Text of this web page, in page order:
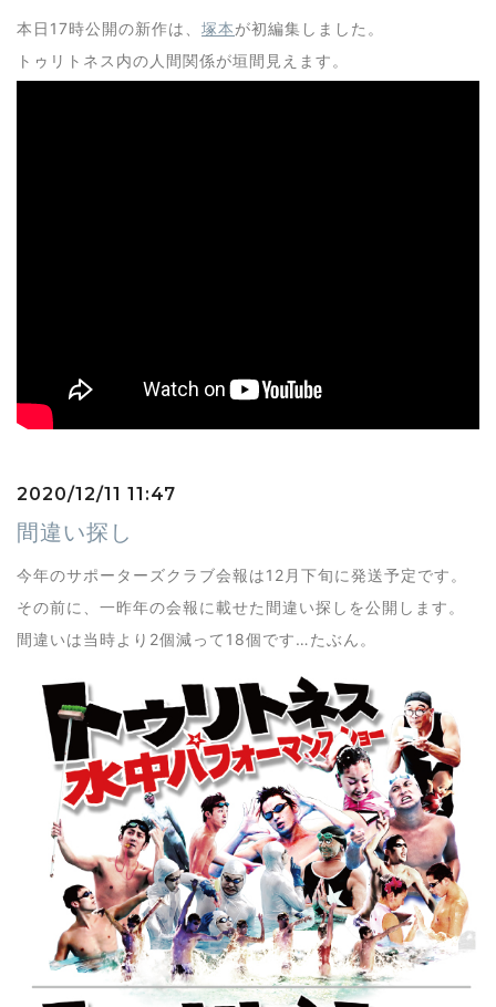
本日17時公開の新作は、 塚本が初編集しました。
トゥリトネス内の人間関係が垣間見えます。
2020/12/11 11:47
間違い探し
今年のサポーターズクラブ会報は12月下旬に発送予定です。
その前に、一昨年の会報に載せた間違い探しを公開します。
間違いは当時より2個減って18個です…たぶん。